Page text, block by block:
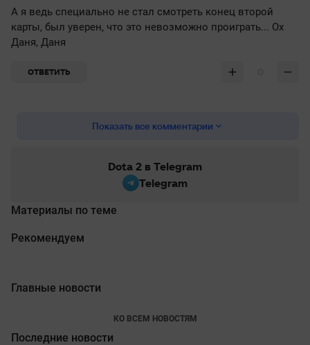
А я ведь специально не стал смотреть конец второй
карты, был уверен, что это невозможно проиграть... Ох
Даня, Даня
ОТВЕТИТЬ
Показать все комментарии
Dota 2 в Telegram
Telegram
Материалы по теме
Рекомендуем
Главные новости
КО ВСЕМ НОВОСТЯМ
Последние новости